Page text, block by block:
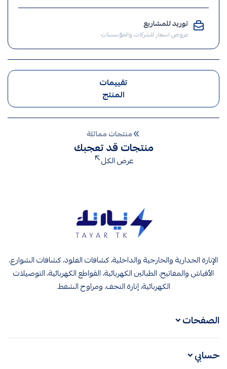
طبلون
كهرباء
طبلون
توريد للمشاريع
عروض اسعار للشركات والمؤسسات
تقييمات
المنتج
منتجات مماثلة
منتجات قد تعجبك
عرض الكل
الإنارة الجدارية والخارجية والداخلية، كشافات الفلود، كشافات الشوارع،
الأفياش والمفاتيح، الطبالين الكهربائية، القواطع الكهربائية، التوصيلات
الكهربائية، إنارة النجف، ومراوح الشفط.
الصفحات
حسابي